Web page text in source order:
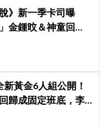
》新一季卡司曝
金鍾旼＆神童回
新黃金6人組公開！
歸成固定班底，李